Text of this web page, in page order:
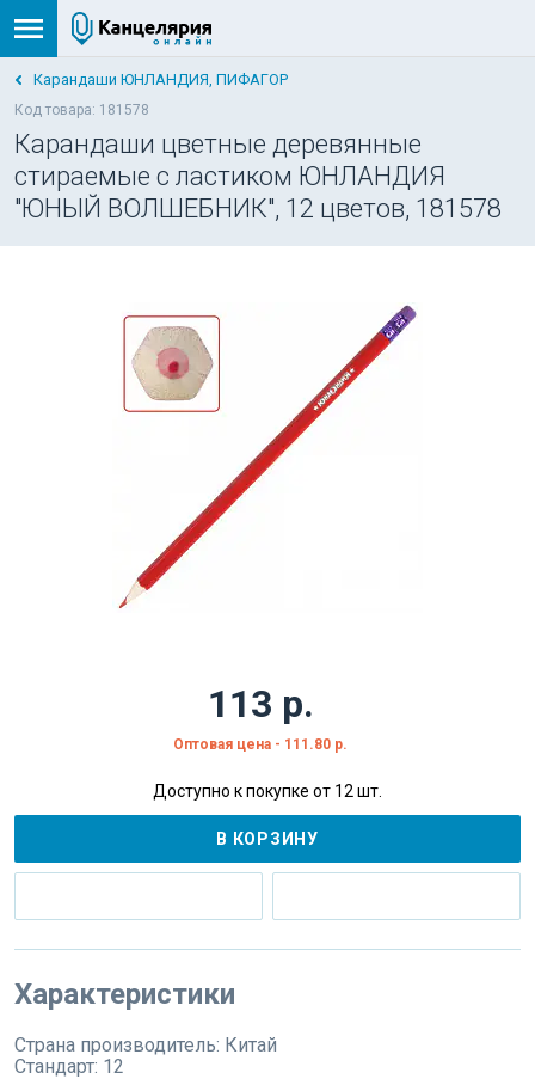
Карандаши ЮНЛАНДИЯ, ПИФАГОР
Код товара: 181578
Карандаши цветные деревянные
стираемые с ластиком ЮНЛАНДИЯ
"ЮНЫЙ ВОЛШЕБНИК", 12 цветов, 181578
113 р.
Оптовая цена - 111.80 р.
Доступно к покупке от 12 шт.
В КОРЗИНУ
Характеристики
Страна производитель: Китай
Стандарт: 12